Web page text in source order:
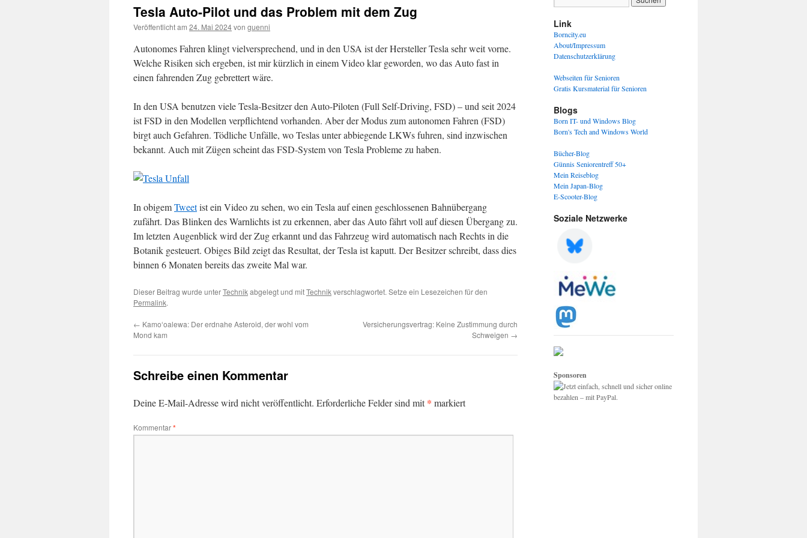
Tesla Auto-Pilot und das Problem mit dem Zug
Veröffentlicht am 24. Mai 2024von guenni
Autonomes Fahren klingt vielversprechend, und in den USA ist der Hersteller Tesla sehr weit vorne.
Welche Risiken sich ergeben, ist mir kürzlich in einem Video klar geworden, wo das Auto fast in
einen fahrenden Zug gebrettert wäre.
In den USA benutzen viele Tesla-Besitzer den Auto-Piloten (Full Self-Driving, FSD) – und seit 2024
ist FSD in den Modellen verpflichtend vorhanden. Aber der Modus zum autonomen Fahren (FSD)
birgt auch Gefahren. Tödliche Unfälle, wo Teslas unter abbiegende LKWs fuhren, sind inzwischen
bekannt. Auch mit Zügen scheint das FSD-System von Tesla Probleme zu haben.
In obigemTweetist ein Video zu sehen, wo ein Tesla auf einen geschlossenen Bahnübergang
zufährt. Das Blinken des Warnlichts ist zu erkennen, aber das Auto fährt voll auf diesen Übergang zu.
Im letzten Augenblick wird der Zug erkannt und das Fahrzeug wird automatisch nach Rechts in die
Botanik gesteuert. Obiges Bild zeigt das Resultat, der Tesla ist kaputt. Der Besitzer schreibt, dass dies
binnen 6 Monaten bereits das zweite Mal war.
Dieser Beitrag wurde unterTechnikabgelegt und mitTechnikverschlagwortet. Setze ein Lesezeichen für den
Permalink.
← Kamoʻoalewa: Der erdnahe Asteroid, der wohl vom
Mond kam
Versicherungsvertrag: Keine Zustimmung durch
Schweigen →
Schreibe einen Kommentar
Deine E-Mail-Adresse wird nicht veröffentlicht. Erforderliche Felder sind mit* markiert
Kommentar*
Link
Borncity.eu
About/Impressum
Datenschutzerklärung
Webseiten für Senioren
Gratis Kursmaterial für Senioren
Blogs
Born IT- und Windows Blog
Born's Tech and Windows World
Bücher-Blog
Günnis Seniorentreff 50+
Mein Reiseblog
Mein Japan-Blog
E-Scooter-Blog
Soziale Netzwerke
Sponsoren